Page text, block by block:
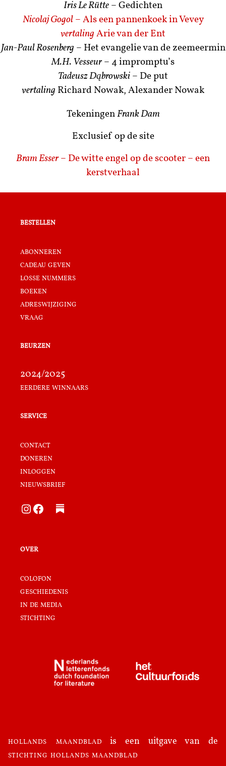
Iris Le Rütte – Gedichten
Nicolaj Gogol– Als een pannenkoek in Vevey
vertaling Arie van der Ent
Jan-Paul Rosenberg – Het evangelie van de zeemeermin
M.H. Vesseur– 4 impromptu’s
Tadeusz Dąbrowski – De put
vertaling Richard Nowak, Alexander Nowak
Tekeningen Frank Dam
Exclusief op de site
Bram Esser– De witte engel op de scooter – een
kerstverhaal
bestellen
abonneren
cadeau geven
losse nummers
boeken
adreswijziging
vraag
beurzen
2024/2025
eerdere winnaars
service
contact
doneren
inloggen
nieuwsbrief
Instagram Facebook
over
colofon
geschiedenis
in de media
stichting
hollands maandblad is een uitgave van de
stichting hollands maandblad